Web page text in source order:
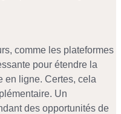
comme les plateformes
pour étendre la
en ligne. Certes, cela
Un
des opportunités de